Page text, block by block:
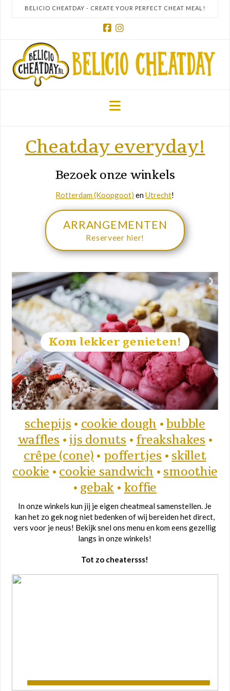
BELICIO CHEATDAY - CREATE YOUR PERFECT CHEAT MEAL!
Navigation
Cheatday everyday!
Bezoek onze winkels
Rotterdam (Koopgoot) enUtrecht!
ARRANGEMENTEN
Reserveer hier!
Kom lekker genieten!
schepijs • cookie dough •bubble
waffles •ijs donuts • freakshakes •
crêpe (cone) • poffertjes •skillet
cookie • cookie sandwich •smoothie
• gebak • koffie
In onze winkels kun jij je eigen cheatmeal samenstellen. Je
kan het zo gek nog niet bedenken of wij bereiden het direct,
vers voor je neus! Bekijk snel ons menu en kom eens gezellig
langs in onze winkels!
Tot zo cheatersss!